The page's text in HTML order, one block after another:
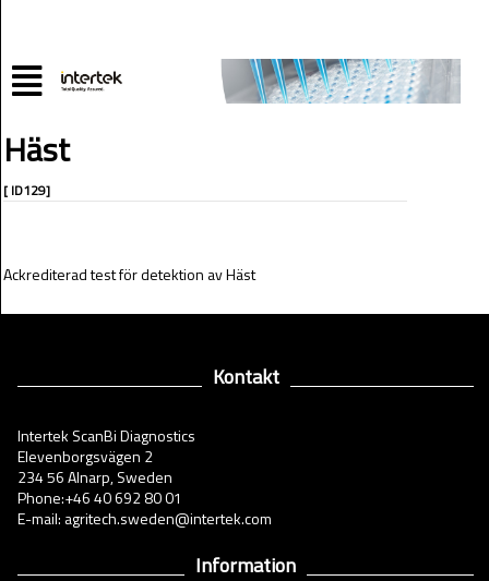
Häst
[ ID129]
Ackrediterad test för detektion av Häst
Kontakt
Intertek ScanBi Diagnostics
Elevenborgsvägen 2
234 56 Alnarp, Sweden
Phone:+46 40 692 80 01
E-mail: agritech.sweden@intertek.com
Information